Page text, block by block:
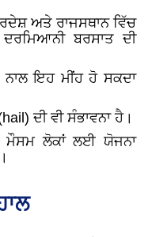
ਅਤੇ ਰਾਜਸਥਾਨ ਵਿੱਚ
ਬਰਸਾਤ ਦੀ
ਨਾਲ ਇਹ ਮੀਂਹ ਹੋ ਸਕਦਾ
ਦੀ ਵੀ ਸੰਭਾਵਨਾ ਹੈ।
ਲੋਕਾਂ ਲਈ ਯੋਜਨਾ